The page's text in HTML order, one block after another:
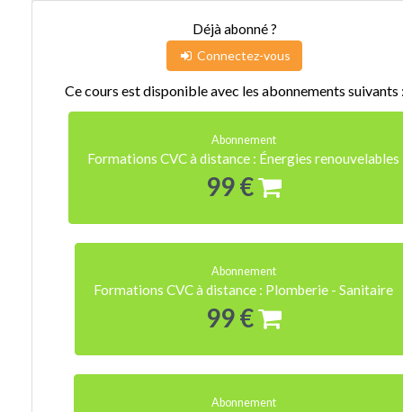
Déjà abonné ?
Connectez-vous
Ce cours est disponible avec les abonnements suivants
Abonnement
Formations CVC à distance : Énergies renouvelables
99 €
Abonnement
Formations CVC à distance : Plomberie - Sanitaire
99 €
Abonnement